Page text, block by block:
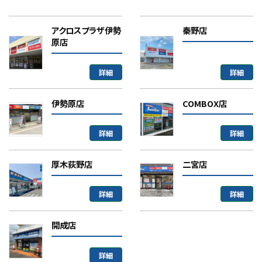
アクロスプラザ伊勢
原店
詳細
秦野店
詳細
伊勢原店
詳細
COMBOX店
詳細
厚木荻野店
詳細
二宮店
詳細
開成店
詳細